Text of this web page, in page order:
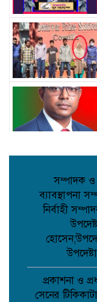
সম্পাদক
ব্যাবস্থাপনা
নির্বাহী
প্রকাশনা ও
সেনের